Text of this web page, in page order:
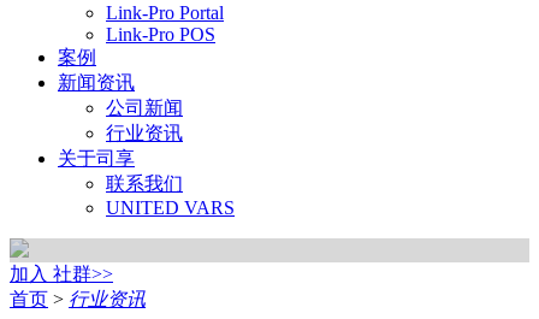
Link-Pro Portal
Link-Pro POS
案例
新闻资讯
公司新闻
行业资讯
关于司享
联系我们
UNITED VARS
加入 社群>>
首页 > 行业资讯